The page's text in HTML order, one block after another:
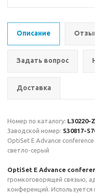
Описание
Задать вопрос
Доставка
Номер по каталогу: L30220-
Заводской номер: S30817-
OptiSet E Advance
светло-серый
OptiSet E Advance
громкоговорящей связью,
конференций.